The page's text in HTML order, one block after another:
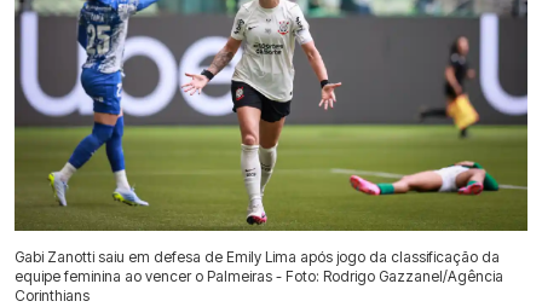
Gabi Zanotti saiu em defesa de Emily Lima após jogo da classificação da
equipe feminina ao vencer o Palmeiras - Foto: Rodrigo Gazzanel/Agência
Corinthians